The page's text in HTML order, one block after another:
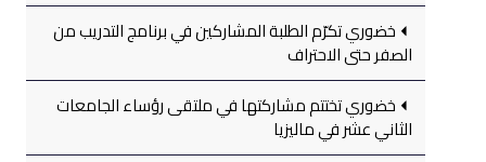
خضوري تكرّم الطلبة المشاركين في برنامج التدريب من
الصفر حتى الاحتراف
خضوري تختتم مشاركتها في ملتقى رؤساء الجامعات
الثاني عشر في ماليزيا